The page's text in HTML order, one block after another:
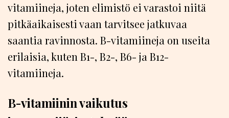
vitamiineja, joten elimistö ei varastoi niitä
pitkäaikaisesti vaan tarvitsee jatkuvaa
saantia ravinnosta. B-vitamiineja on useita
erilaisia, kuten B1-, B2-, B6- ja B12-
vitamiineja.
B-vitamiinin vaikutus